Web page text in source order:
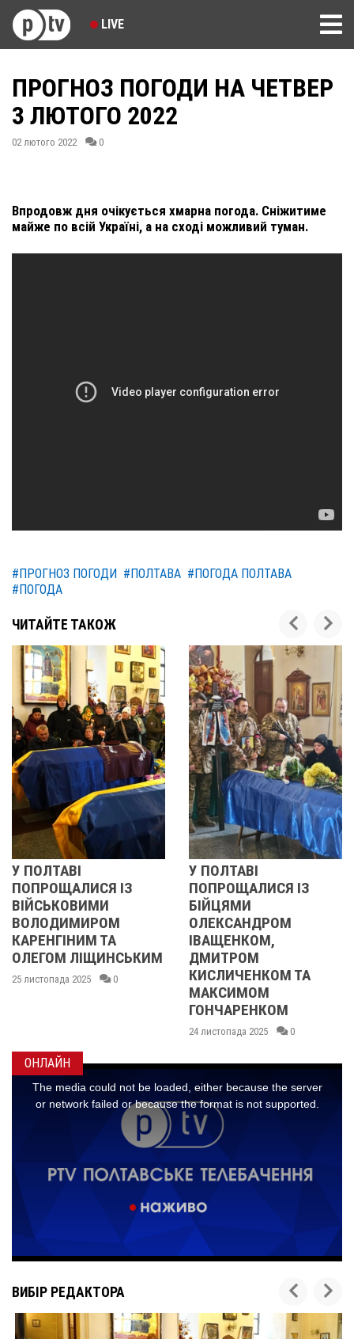
LIVE
ПРОГНОЗ ПОГОДИ НА ЧЕТВЕР
3 ЛЮТОГО 2022
02 лютого 2022 0
Впродовж дня очікується хмарна погода. Сніжитиме
майже по всій Україні, а на сході можливий туман.
#ПРОГНОЗ ПОГОДИ #ПОЛТАВА #ПОГОДА ПОЛТАВА
#ПОГОДА
ЧИТАЙТЕ ТАКОЖ
ІЗ
0
ПОПРОЩАЛИСЯ ІЗ
БІЙЦЯМИ
ОЛЕКСАНДРОМ
ІВАЩЕНКОМ,
ДМИТРОМ
КИСЛИЧЕНКОМ ТА
0
2013 ОЧИМА
21 листопада 2025
ОНЛАЙН
ВИБІР РЕДАКТОРА